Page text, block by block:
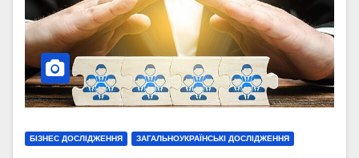
БІЗНЕС ДОСЛІДЖЕННЯ ЗАГАЛЬНОУКРАЇНСЬКІ ДОСЛІДЖЕННЯ